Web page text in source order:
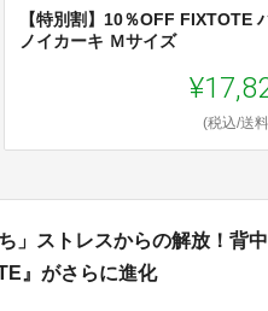
【特別割】10％OFF FIXTOTE
ノイカーキ Ｍサイズ
(税込/送
ち」ストレスからの解放！背
』がさらに進化